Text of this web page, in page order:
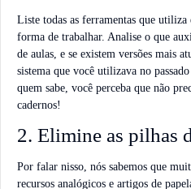
Liste todas as ferramentas que utiliza
forma de trabalhar. Analise o que
de aulas, e se existem versões mais
sistema que você utilizava no
quem sabe, você perceba que não
cadernos!
2. Elimine as pilhas
Por falar nisso, nós sabemos que
recursos analógicos e artigos de